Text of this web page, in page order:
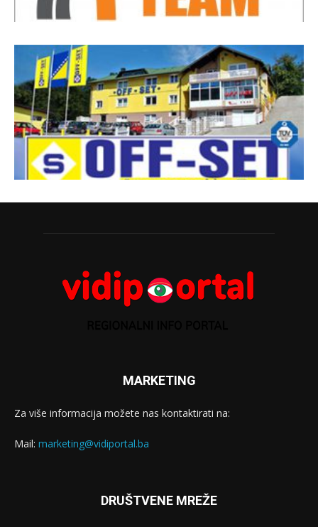
MARKETING
Za više informacija možete nas kontaktirati na:
Mail: marketing@vidiportal.ba
DRUŠTVENE MREŽE